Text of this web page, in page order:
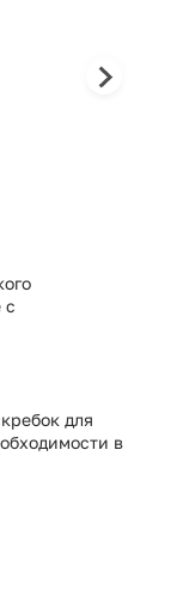
с
для
в